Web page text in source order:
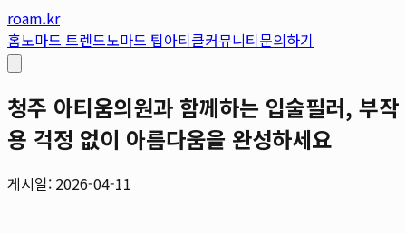
roam.kr
홈노마드 트렌드노마드 팁아티클커뮤니티문의하기
청주 아티움의원과 함께하는 입술필러, 부작
용 걱정 없이 아름다움을 완성하세요
게시일: 2026-04-11